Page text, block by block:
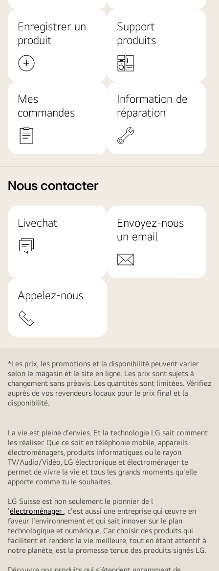
Enregistrer un
produit
Support
produits
Mes
commandes
Information de
réparation
Nous contacter
Livechat
Envoyez-nous
un email
Appelez-nous
*Les prix, les promotions et la disponibilité peuvent varier
selon le magasin et le site en ligne. Les prix sont sujets à
changement sans préavis. Les quantités sont limitées. Vérifiez
auprès de vos revendeurs locaux pour le prix final et la
disponibilité.
La vie est pleine d'envies. Et la technologie LG sait comment
les réaliser. Que ce soit en téléphonie mobile, appareils
électroménagers, produits informatiques ou le rayon
TV/Audio/Vidéo, LG électronique et électroménager te
permet de vivre la vie et tous les grands moments qu'elle
apporte comme tu le souhaites.
LG Suisse est non seulement le pionnier de l
'électroménager , c'est aussi une entreprise qui œuvre en
faveur l'environnement et qui sait innover sur le plan
technologique et numérique. Car choisir des produits qui
facilitent et rendent la vie meilleure, tout en étant attentif à
notre planète, est la promesse tenue des produits signés LG.